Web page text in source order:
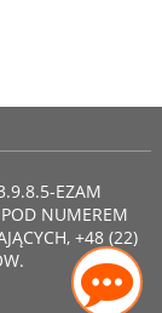
EZAM
NUMEREM
+48 (22)